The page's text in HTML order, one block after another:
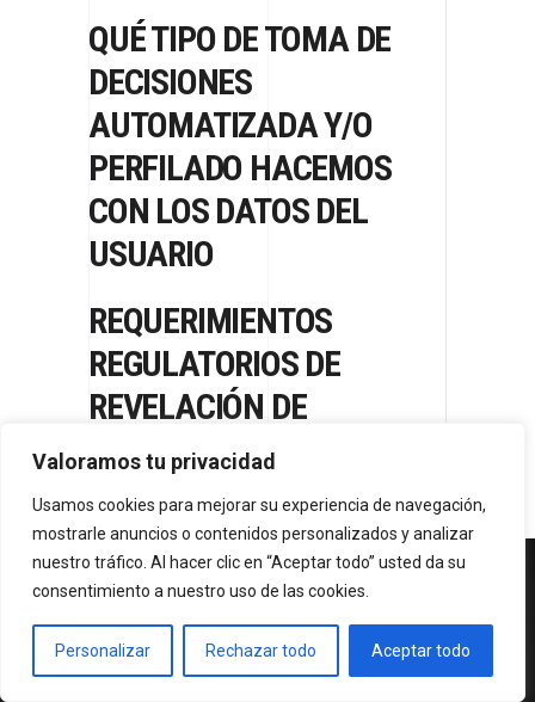
Valoramos tu privacidad
Usamos cookies para mejorar su experiencia de navegación,
mostrarle anuncios o contenidos personalizados y analizar
nuestro tráfico. Al hacer clic en “Aceptar todo” usted da su
consentimiento a nuestro uso de las cookies.
Personalizar Rechazar todo Aceptar todo
QUÉ TIPO DE TOMA DE
DECISIONES
AUTOMATIZADA Y/O
PERFILADO HACEMOS
CON LOS DATOS DEL
USUARIO
REQUERIMIENTOS
REGULATORIOS DE
REVELACIÓN DE
INFORMACIÓN DEL
SECTOR
CONTACTO